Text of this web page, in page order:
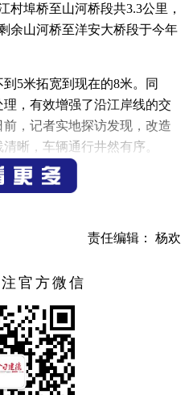
村埠桥至山河桥段共3.3公里，
余山河桥至洋安大桥段于今年
5米拓宽到现在的8米。同
，有效增强了沿江岸线的交
，记者实地探访发现，改造
晰，车辆通行井然有序。
区段作为连接桥南区块与洋
通圈”进一步实现。下一步，
路交通网络。
责任编辑： 杨欢
官方微信